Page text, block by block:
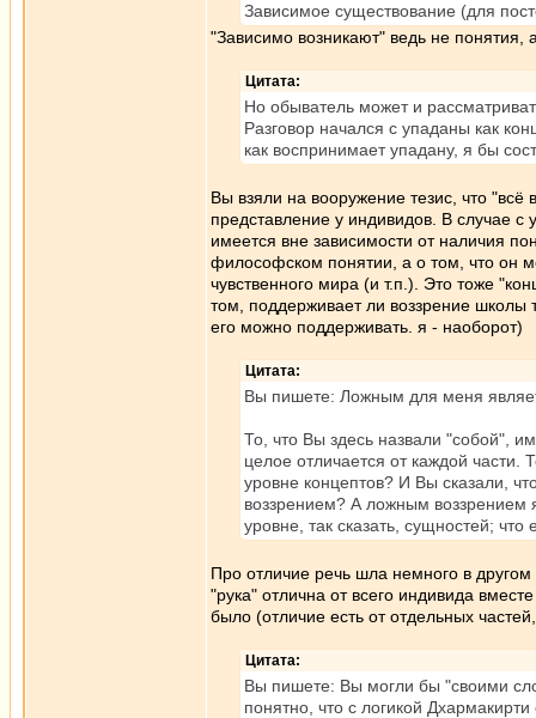
Зависимое существование (для
"Зависимо возникают" ведь не
Цитата:
Но обыватель может и
Разговор начался с упаданы как
как воспринимает упадану, я бы
Вы взяли на вооружение тезис, что "всё
представление у индивидов. В случае
имеется вне зависимости от наличия
философском понятии, а о том, что он
чувственного мира (и т.п.). Это тоже
том, поддерживает ли воззрение школы
его можно поддерживать. я - наоборот)
Цитата:
Вы пишете: Ложным для меня
То, что Вы здесь назвали "собой",
целое отличается от каждой части.
уровне концептов? И Вы сказали,
воззрением? А ложным воззрением
уровне, так сказать, сущностей;
Про отличие речь шла немного в
"рука" отлична от всего индивида
было (отличие есть от отдельных
Цитата:
Вы пишете: Вы могли бы "своими
понятно, что с логикой